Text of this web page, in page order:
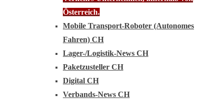
Österreich.
Mobile Transport-Roboter (Autonomes
Fahren) CH
Lager-/Logistik-News CH
Paketzusteller CH
Digital CH
Verbands-News CH